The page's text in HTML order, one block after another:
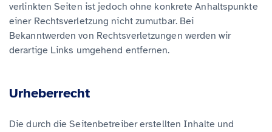
verlinkten Seiten ist jedoch ohne konkrete Anhaltspunkte
einer Rechtsverletzung nicht zumutbar. Bei
Bekanntwerden von Rechtsverletzungen werden wir
derartige Links umgehend entfernen.
Urheberrecht
Die durch die Seitenbetreiber erstellten Inhalte und